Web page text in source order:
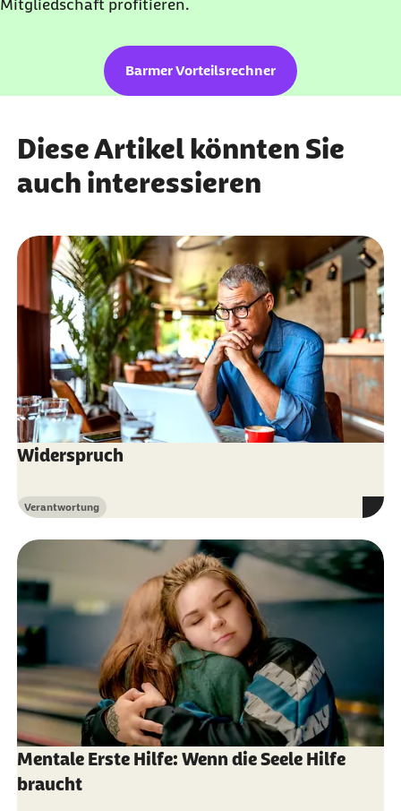
Mitgliedschaft profitieren.
Barmer Vorteilsrechner
Diese Artikel könnten Sie
auch interessieren
Widerspruch
Kategorie
Verantwortung
Mentale Erste Hilfe: Wenn die Seele Hilfe
braucht